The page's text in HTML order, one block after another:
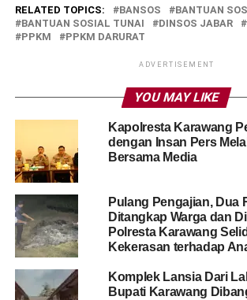
RELATED TOPICS: BANSOS
BANTUAN
BANTUAN SOSIAL TUNAI
DINSOS JABAR
PPKM
PPKM DARURAT
ADVERTISEMENT
YOU MAY LIKE
Kapolresta Karawang
dengan Insan Pers
Bersama Media
Pulang Pengajian, Dua
Ditangkap Warga dan
Polresta Karawang
Kekerasan terhadap
Komplek Lansia Dari
Bupati Karawang